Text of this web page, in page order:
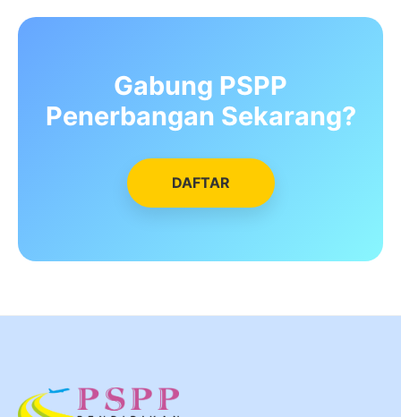
Gabung PSPP
Penerbangan Sekarang?
DAFTAR